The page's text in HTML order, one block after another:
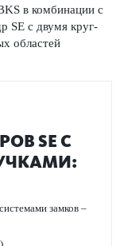
в комб­инации с
SE с двумя круг­
обла­стей
SE С
замков –